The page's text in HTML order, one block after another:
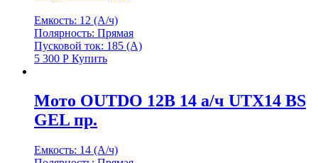
Емкость: 12 (А/ч)
Полярность: Прямая
Пусковой ток: 185 (А)
5 300 Р Купить
Мото OUTDO 12В 14 а/ч UTX14 BS
GEL пр.
Емкость: 14 (А/ч)